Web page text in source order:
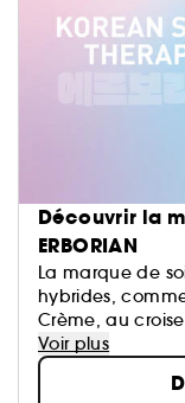
Découvrir la
ERBORIAN
La marque de
hybrides,
Crème, au
Ils répondent à
vous faire
C’EST VOTRE
Voir plus